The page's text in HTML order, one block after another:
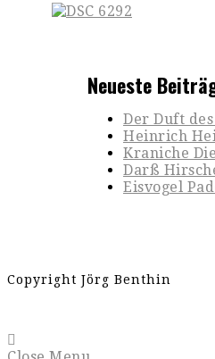
Neueste
Der Duft
Heinrich
Kraniche
Darß
Eisvogel
Copyright Jörg Benthin